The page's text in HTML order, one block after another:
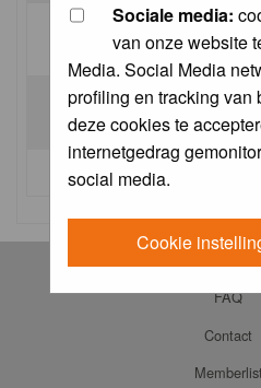
Sociale media:
van onze website
Media. Social Media
profiling en tracking van
deze cookies te
internetgedrag
social media.
Cookie
Log me on automatically
I forgot my password
FAQ
Contact
Memberlist